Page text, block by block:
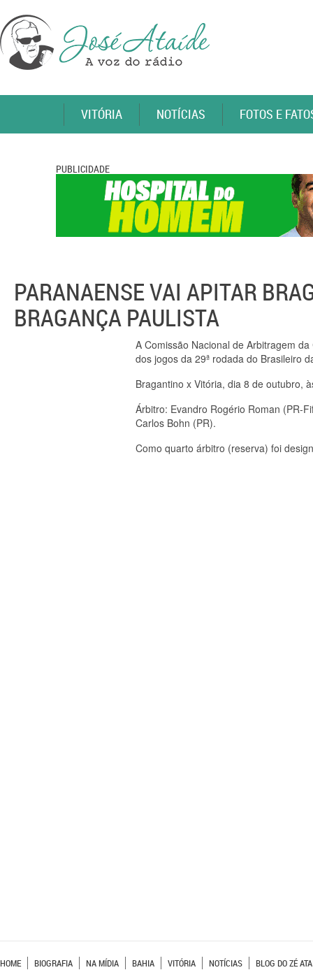
VITÓRIA NOTÍCIAS FOTOS E
PUBLICIDADE
PARANAENSE VAI APITAR
BRAGANÇA PAULISTA
A Comissão Nacional de Arbitragem
dos jogos da 29ª rodada do Brasileiro
Bragantino x Vitória, dia 8 de outubro,
Árbitro: Evandro Rogério Roman (PR-
Carlos Bohn (PR).
Como quarto árbitro (reserva) foi
HOME BIOGRAFIA NA MÍDIA BAHIA VITÓRIA NOTÍCIAS BLOG DO ZÉ